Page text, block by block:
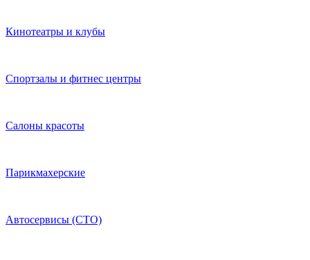
Кинотеатры и клубы
Спортзалы и фитнес центры
Салоны красоты
Парикмахерские
Автосервисы (СТО)